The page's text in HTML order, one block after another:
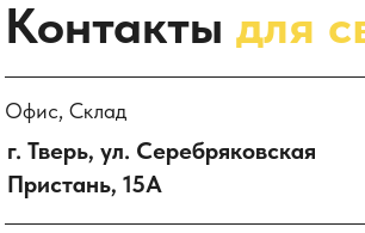
Контакты для
Офис, Склад
г. Тверь, ул. Серебряковская
Пристань, 15А